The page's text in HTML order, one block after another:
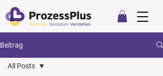
Beitrag
All Posts